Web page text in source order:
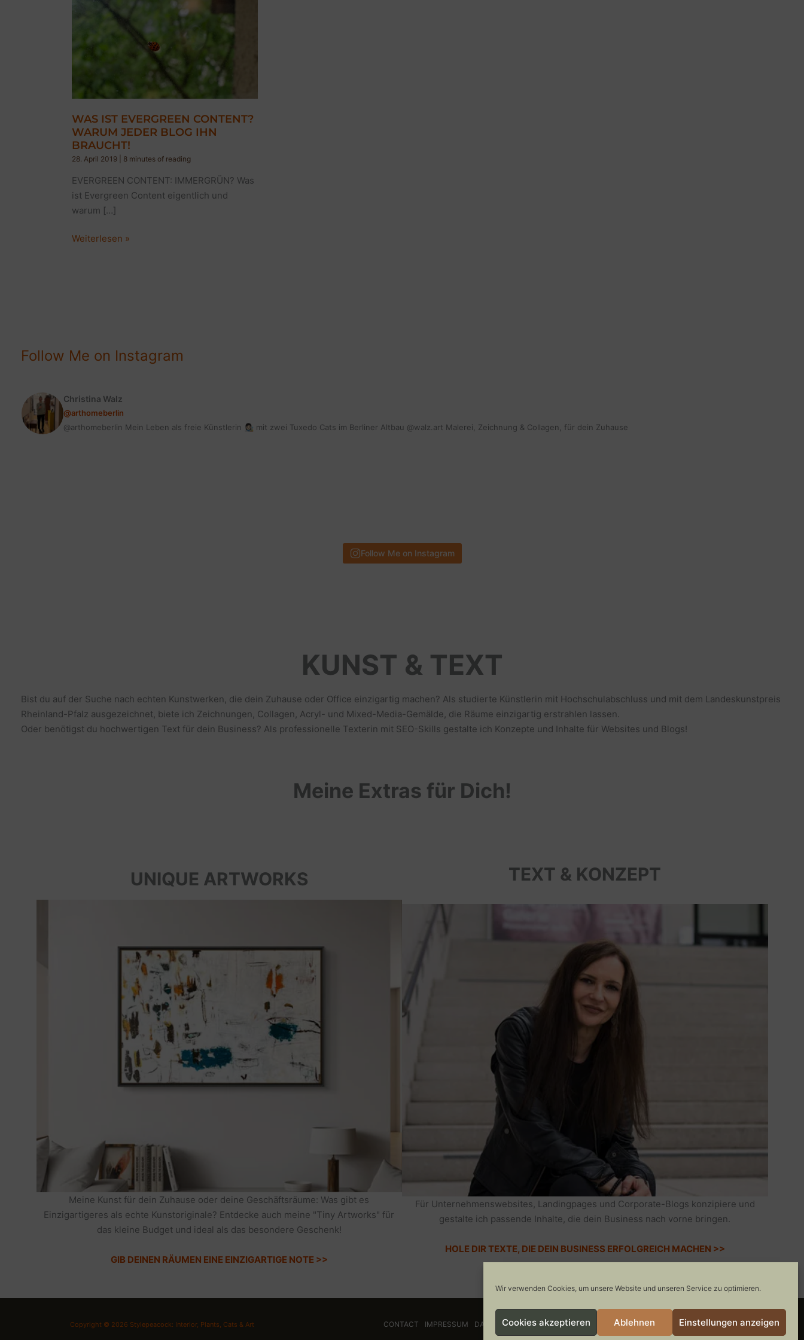
Wir verwenden Cookies, um unsere Website und unseren Service zu optimieren.
Cookies akzeptieren Ablehnen Einstellungen anzeigen
WAS IST EVERGREEN CONTENT?
WARUM JEDER BLOG IHN
BRAUCHT!
28. April 2019 8 minutes of reading
EVERGREEN CONTENT: IMMERGRÜN? Was
ist Evergreen Content eigentlich und
warum […]
WAS
BRAUCHT!
Weiterlesen »
Follow Me on Instagram
Christina Walz
@arthomeberlin
@arthomeberlin Mein Leben als freie Künstlerin 👩🏻‍🎨 mit zwei Tuxedo Cats im Berliner Altbau @walz.art Malerei, Zeichnung & Collagen, für dein Zuhause
Follow Me on Instagram
KUNST & TEXT
Bist du auf der Suche nach echten Kunstwerken, die dein Zuhause oder Office einzigartig machen? Als studierte Künstlerin mit Hochschulabschluss und mit dem Landeskunstpreis
Rheinland-Pfalz ausgezeichnet, biete ich Zeichnungen, Collagen, Acryl- und Mixed-Media-Gemälde, die Räume einzigartig erstrahlen lassen.
Oder benötigst du hochwertigen Text für dein Business? Als professionelle Texterin mit SEO-Skills gestalte ich Konzepte und Inhalte für Websites und Blogs!
Meine Extras für Dich!
UNIQUE ARTWORKS
Meine Kunst für dein Zuhause oder deine Geschäftsräume: Was gibt es
Einzigartigeres als echte Kunstoriginale? Entdecke auch meine "Tiny Artworks" für
das kleine Budget und ideal als das besondere Geschenk!
GIB DEINEN RÄUMEN EINE EINZIGARTIGE NOTE >>
TEXT & KONZEPT
Für Unternehmenswebsites, Landingpages und Corporate-Blogs konzipiere und
gestalte ich passende Inhalte, die dein Business nach vorne bringen.
HOLE DIR TEXTE, DIE DEIN BUSINESS ERFOLGREICH MACHEN >>
Copyright © 2026 Stylepeacock: Interior, Plants, Cats & Art CONTACT IMPRESSUM DATENSCHUTZ COOKIE-RICHTLINIE GEWINNSPIELE